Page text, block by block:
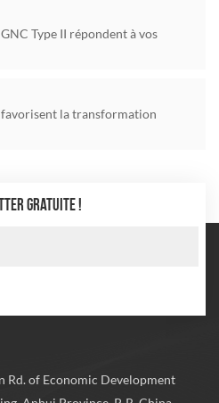
Type II répondent à vos
favorisent la transformation
GRATUITE !
Rd. of Economic Development